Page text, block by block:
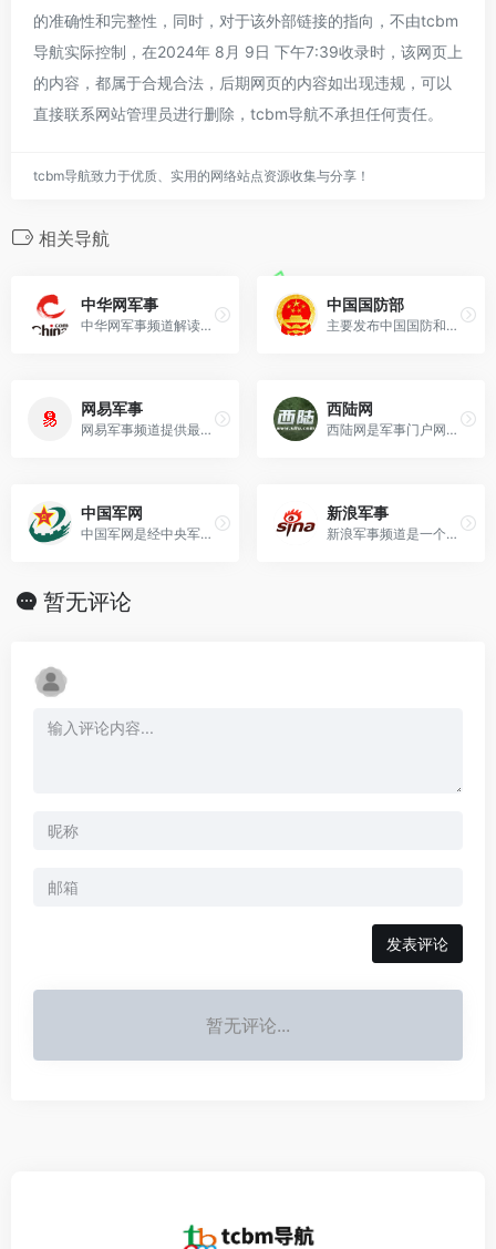
的准确性和完整性，同时，对于该外部链接的指向，不由tcbm
导航实际控制，在2024年 8月 9日 下午7:39收录时，该网页上
的内容，都属于合规合法，后期网页的内容如出现违规，可以
直接联系网站管理员进行删除，tcbm导航不承担任何责任。
tcbm导航致力于优质、实用的网络站点资源收集与分享！
相关导航
中华网军事
中华网军事频道解读国际政治军事战略格局，见证中国国力军力的腾飞，坚守民族信念与真理，与亿万网友一起守土尽责，缔造中国爱国者的精神家园，共同推进世界和平。主要有以
中国国防部
主要发布中国国防和军队建设权威信息，旨在对外传递中国军方声音，宣传中国国防政策，加强与外军交流合作，展示中国军队良好形象，促进国防和军队现代化建设。
网易军事
网易军事频道提供最靠谱，最即时的军事资讯，拥有最专业的独家军事评论。
西陆网
西陆网是军事门户网站，军事领域范围最广、军事内容最权威、军迷影响力最大、历史最久。为大国之崛起，关注军事利益，对比国际军事力量，探寻军事战略，解读军事战争历史，
中国军网
中国军网是经中央军委批准的中国人民解放军唯一新闻门户网站，第一时间向全球网民发布权威军事资讯，追踪军事热点，反映军事动态，介绍国内外最新武器发展动态，拥有中国最
新浪军事
新浪军事频道是一个专业的军事知识站点，主要有以下栏目：国内军事焦点、国际军事焦点、军备动态、台海形势、我军新闻、外军新闻、军帖精选、新闻评述、军事视频、军事图片
暂无评论
发表评论
暂无评论...